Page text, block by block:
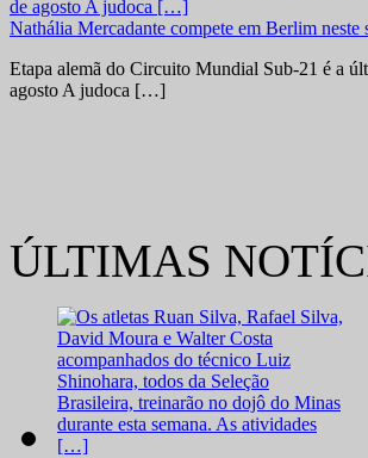
Nathália Mercadante compete em Berlim neste
Etapa alemã do Circuito Mundial Sub-21 é a
agosto A judoca […]
ÚLTIMAS